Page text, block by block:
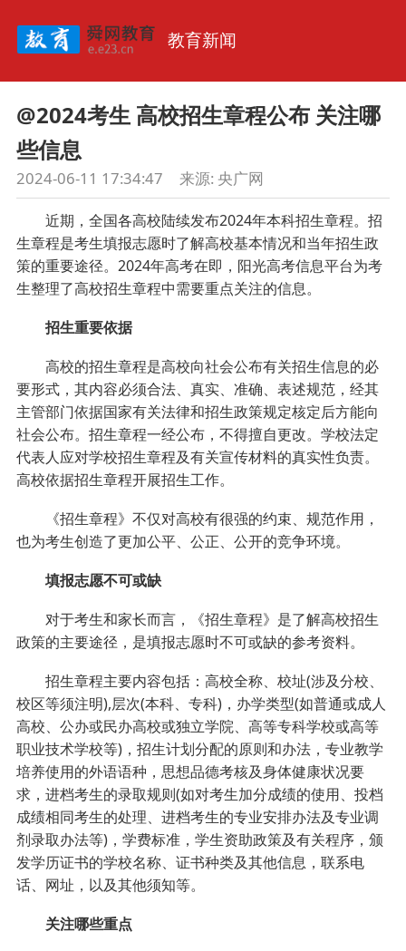
教育新闻
@2024考生 高校招生章程公布 关注哪
些信息
2024-06-11 17:34:47 来源: 央广网
近期，全国各高校陆续发布2024年本科招生章程。招
生章程是考生填报志愿时了解高校基本情况和当年招生政
策的重要途径。2024年高考在即，阳光高考信息平台为考
生整理了高校招生章程中需要重点关注的信息。
招生重要依据
高校的招生章程是高校向社会公布有关招生信息的必
要形式，其内容必须合法、真实、准确、表述规范，经其
主管部门依据国家有关法律和招生政策规定核定后方能向
社会公布。招生章程一经公布，不得擅自更改。学校法定
代表人应对学校招生章程及有关宣传材料的真实性负责。
高校依据招生章程开展招生工作。
《招生章程》不仅对高校有很强的约束、规范作用，
也为考生创造了更加公平、公正、公开的竞争环境。
填报志愿不可或缺
对于考生和家长而言，《招生章程》是了解高校招生
政策的主要途径，是填报志愿时不可或缺的参考资料。
招生章程主要内容包括：高校全称、校址(涉及分校、
校区等须注明),层次(本科、专科)，办学类型(如普通或成人
高校、公办或民办高校或独立学院、高等专科学校或高等
职业技术学校等)，招生计划分配的原则和办法，专业教学
培养使用的外语语种，思想品德考核及身体健康状况要
求，进档考生的录取规则(如对考生加分成绩的使用、投档
成绩相同考生的处理、进档考生的专业安排办法及专业调
剂录取办法等)，学费标准，学生资助政策及有关程序，颁
发学历证书的学校名称、证书种类及其他信息，联系电
话、网址，以及其他须知等。
关注哪些重点